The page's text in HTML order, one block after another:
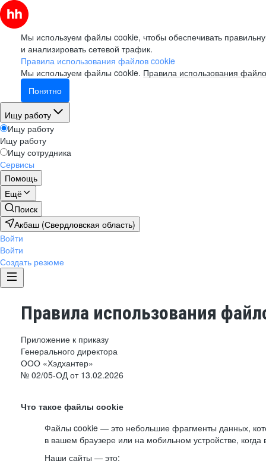
Мы используем файлы cookie, чтобы обеспечивать
и анализировать сетевой трафик.
Правила использования файлов cookie
Мы используем файлы cookie. Правила использования
Понятно
Ищу работу
Ищу работу
Ищу работу
Ищу сотрудника
Сервисы
Помощь
Ещё
Поиск
Акбаш (Свердловская область)
Войти
Войти
Создать резюме
Правила использования
Приложение к приказу
Генерального директора
ООО «Хэдхантер»
№ 02/05-ОД от 13.02.2026
Что такое файлы cookie
Файлы cookie — это небольшие фрагменты данных,
в вашем браузере или на мобильном устройстве,
Наши сайты — это: